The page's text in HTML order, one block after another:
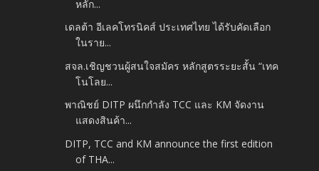
หลัก...
เดลต้า อีเลคโทรนิคส์ ประเทศไทย ได้รับคัดเลือก
ในราย...
สจล.เชิญชวนผู้สนใจสมัคร หลักสูตรระยะสั้น “เทค
โนโลย...
พาณิชย์ DITP ผนึกกำลัง TCC และ KM จัดงาน
แสดงสินค้า...
DITP, TCC and KM announce the first edition
of THA...